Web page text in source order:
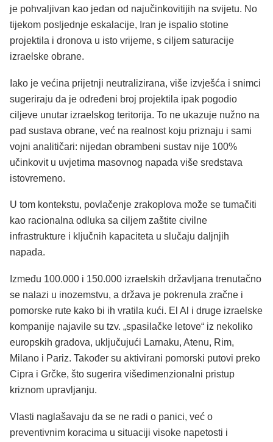
je pohvaljivan kao jedan od najučinkovitijih na svijetu. No
tijekom posljednje eskalacije, Iran je ispalio stotine
projektila i dronova u isto vrijeme, s ciljem saturacije
izraelske obrane.
Iako je većina prijetnji neutralizirana, više izvješća i snimci
sugeriraju da je određeni broj projektila ipak pogodio
ciljeve unutar izraelskog teritorija. To ne ukazuje nužno na
pad sustava obrane, već na realnost koju priznaju i sami
vojni analitičari: nijedan obrambeni sustav nije 100%
učinkovit u uvjetima masovnog napada više sredstava
istovremeno.
U tom kontekstu, povlačenje zrakoplova može se tumačiti
kao racionalna odluka sa ciljem zaštite civilne
infrastrukture i ključnih kapaciteta u slučaju daljnjih
napada.
Između 100.000 i 150.000 izraelskih državljana trenutačno
se nalazi u inozemstvu, a država je pokrenula zračne i
pomorske rute kako bi ih vratila kući. El Al i druge izraelske
kompanije najavile su tzv. „spasilačke letove“ iz nekoliko
europskih gradova, uključujući Larnaku, Atenu, Rim,
Milano i Pariz. Također su aktivirani pomorski putovi preko
Cipra i Grčke, što sugerira višedimenzionalni pristup
kriznom upravljanju.
Vlasti naglašavaju da se ne radi o panici, već o
preventivnim koracima u situaciji visoke napetosti i